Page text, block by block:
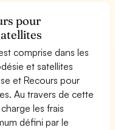
pour
comprise dans les
et satellites
et Recours pour
Au travers de cette
les frais
défini par le